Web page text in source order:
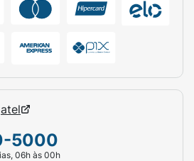
DE ÁCIDO ADÍPICO
DE ÁCIDO
DE ETILA,
DIBENZOATO DE
VIOLETA 60725
5000
06h às 00h